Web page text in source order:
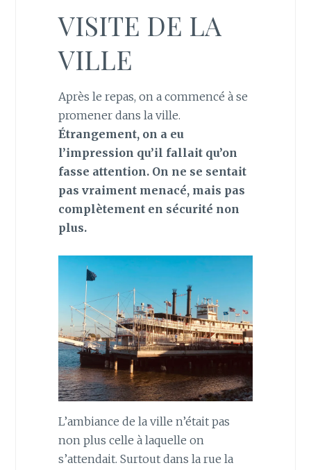
VISITE DE LA
VILLE
Après le repas, on a commencé à se
promener dans la ville.
Étrangement, on a eu
l’impression qu’il fallait qu’on
fasse attention. On ne se sentait
pas vraiment menacé, mais pas
complètement en sécurité non
plus.
L’ambiance de la ville n’était pas
non plus celle à laquelle on
s’attendait. Surtout dans la rue la